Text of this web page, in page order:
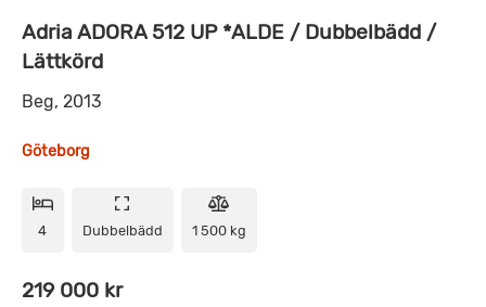
Adria ADORA 512 UP *ALDE / Dubbelbädd /
Lättkörd
Beg, 2013
Göteborg
4 Dubbelbädd 1 500 kg
219 000 kr